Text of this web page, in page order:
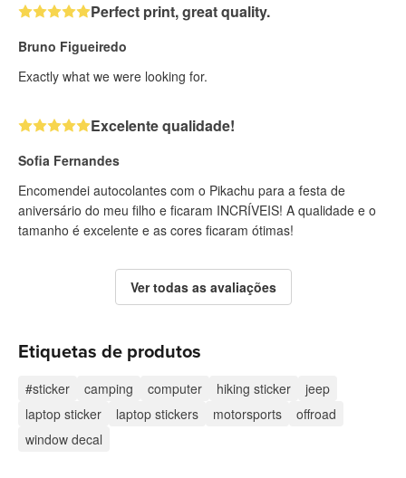
Perfect print, great quality.
Bruno Figueiredo
Exactly what we were looking for.
Excelente qualidade!
Sofia Fernandes
Encomendei autocolantes com o Pikachu para a festa de
aniversário do meu filho e ficaram INCRÍVEIS! A qualidade e o
tamanho é excelente e as cores ficaram ótimas!
Ver todas as avaliações
Etiquetas de produtos
#sticker camping computer hiking sticker
jeep
laptop sticker
laptop stickers motorsports
offroad
window decal